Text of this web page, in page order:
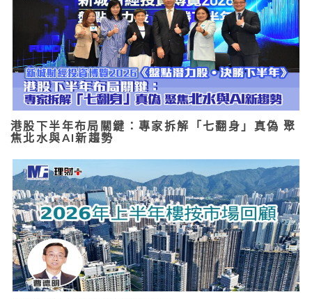
港股下半年布局關鍵：專家拆解「七翻身」真偽 聚
焦北水與AI新趨勢